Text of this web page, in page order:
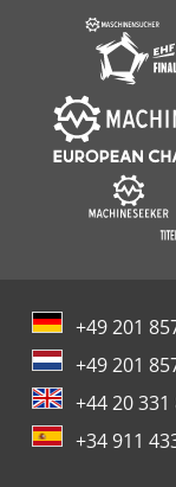
+49 201
+49 201
+44 20 331
+34 911